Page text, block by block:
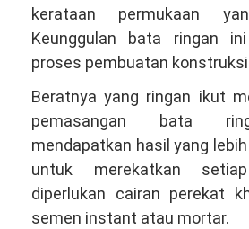
kerataan permukaan
Keunggulan bata ringan
proses pembuatan
Beratnya yang ringan ikut
pemasangan bata
mendapatkan hasil yang
untuk merekatkan
diperlukan cairan perekat
semen instant atau mortar.